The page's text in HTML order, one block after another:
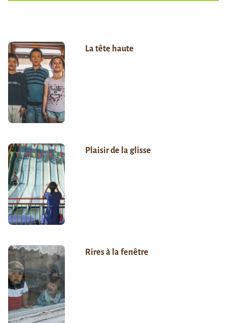
La tête haute
Plaisir de la glisse
Rires à la fenêtre